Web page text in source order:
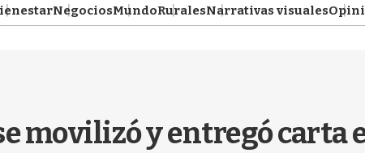
NegociosMundoRuralesNarrativas visuales
movilizó y entregó carta